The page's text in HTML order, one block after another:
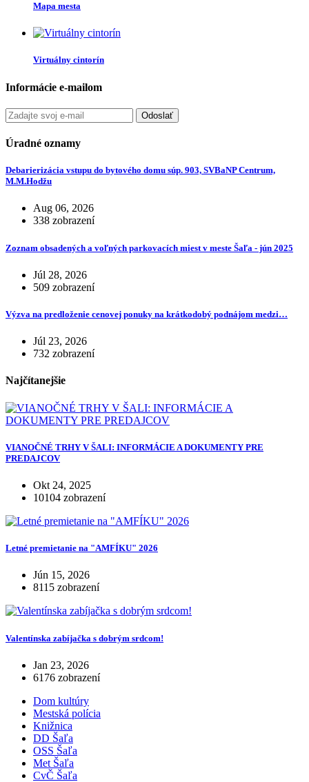
Mapa mesta
Virtuálny cintorín
Informácie e-mailom
Odoslať
Úradné oznamy
Debarierizácia vstupu do bytového domu súp. 903, SVBaNP Centrum,
M.M.Hodžu
Aug 06, 2026
338 zobrazení
Zoznam obsadených a voľných parkovacích miest v meste Šaľa - jún 2025
Júl 28, 2026
509 zobrazení
Výzva na predloženie cenovej ponuky na krátkodobý podnájom medzi…
Júl 23, 2026
732 zobrazení
Najčítanejšie
VIANOČNÉ TRHY V ŠALI: INFORMÁCIE A DOKUMENTY PRE
PREDAJCOV
Okt 24, 2025
10104 zobrazení
Letné premietanie na "AMFÍKU" 2026
Jún 15, 2026
8115 zobrazení
Valentínska zabíjačka s dobrým srdcom!
Jan 23, 2026
6176 zobrazení
Dom kultúry
Mestská polícia
Knižnica
DD Šaľa
OSS Šaľa
Met Šaľa
CvČ Šaľa